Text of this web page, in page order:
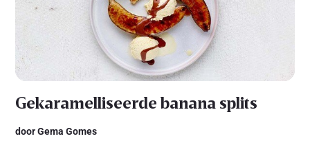
Gekaramelliseerde banana splits
door Gema Gomes